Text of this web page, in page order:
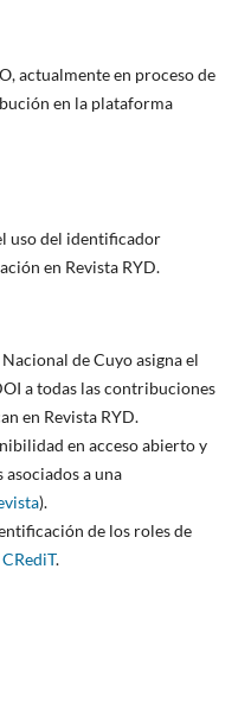
actualmente en proceso de
en la plataforma
uso del identificador
en Revista RYD.
de Cuyo asigna el
a todas las contribuciones
en Revista RYD.
en acceso abierto y
a una
).
de los roles de
.